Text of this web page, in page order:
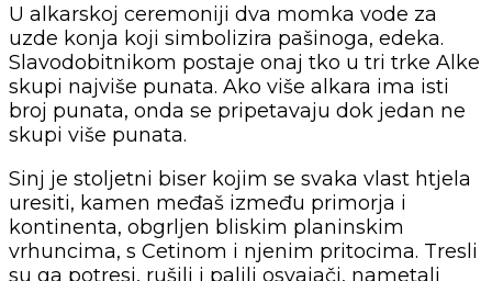
U alkarskoj ceremoniji dva momka vode za
uzde konja koji simbolizira pašinoga, edeka.
Slavodobitnikom postaje onaj tko u tri trke Alke
skupi najviše punata. Ako više alkara ima isti
broj punata, onda se pripetavaju dok jedan ne
skupi više punata.
Sinj je stoljetni biser kojim se svaka vlast htjela
uresiti, kamen međaš između primorja i
kontinenta, obgrljen bliskim planinskim
vrhuncima, s Cetinom i njenim pritocima. Tresli
su ga potresi, rušili i palili osvajači, nametali